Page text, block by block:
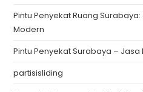
Pintu Penyekat Ruang
Modern
Pintu Penyekat Surabaya –
partisisliding